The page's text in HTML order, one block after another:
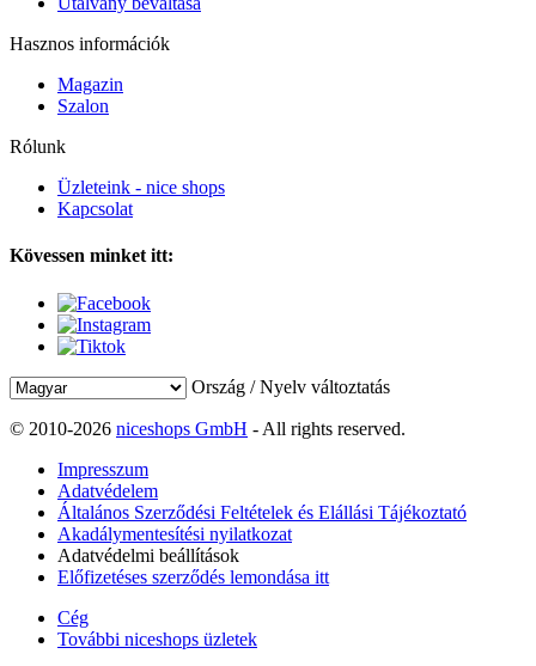
Hasznos információk
Magazin
Szalon
Rólunk
Üzleteink - nice shops
Kapcsolat
Kövessen minket itt:
Ország / Nyelv változtatás
© 2010-2026 niceshops GmbH - All rights reserved.
Impresszum
Adatvédelem
Általános Szerződési Feltételek és Elállási Tájékoztató
Akadálymentesítési nyilatkozat
Adatvédelmi beállítások
Előfizetéses szerződés lemondása itt
Cég
További niceshops üzletek